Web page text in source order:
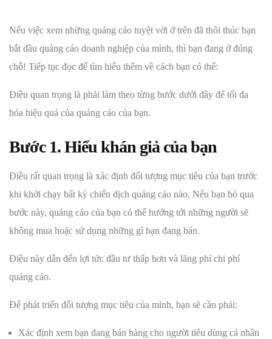
Nếu việc xem những quảng cáo tuyệt vời ở trên đã thôi thúc bạn
bắt đầu quảng cáo doanh nghiệp của mình, thì bạn đang ở đúng
chỗ! Tiếp tục đọc để tìm hiểu thêm về cách bạn có thể:
Điều quan trọng là phải làm theo từng bước dưới đây để tối đa
hóa hiệu quả của quảng cáo của bạn.
Bước 1. Hiểu khán giả của bạn
Điều rất quan trọng là xác định đối tượng mục tiêu của bạn trước
khi khởi chạy bất kỳ chiến dịch quảng cáo nào. Nếu bạn bỏ qua
bước này, quảng cáo của bạn có thể hướng tới những người sẽ
không mua hoặc sử dụng những gì bạn đang bán.
Điều này dẫn đến lợi tức đầu tư thấp hơn và lãng phí chi phí
quảng cáo.
Để phát triển đối tượng mục tiêu của mình, bạn sẽ cần phải:
Xác định xem bạn đang bán hàng cho người tiêu dùng cá nhân